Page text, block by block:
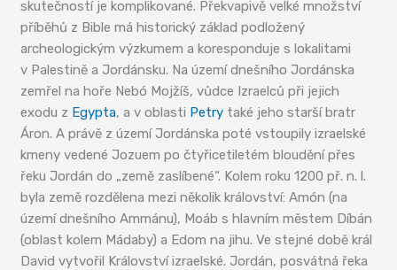
skutečností je komplikované. Překvapivě velké množství
příběhů z Bible má historický základ podložený
archeologickým výzkumem a koresponduje s lokalitami
v Palestině a Jordánsku. Na území dnešního Jordánska
zemřel na hoře Nebó Mojžíš, vůdce Izraelců při jejich
exodu z Egypta, a v oblasti Petry také jeho starší bratr
Áron. A právě z území Jordánska poté vstoupily izraelské
kmeny vedené Jozuem po čtyřicetiletém bloudění přes
řeku Jordán do „země zaslíbené“. Kolem roku 1200 př. n. l.
byla země rozdělena mezi několik království: Amón (na
území dnešního Ammánu), Moáb s hlavním městem Díbán
(oblast kolem Mádaby) a Edom na jihu. Ve stejné době král
David vytvořil Království izraelské. Jordán, posvátná řeka